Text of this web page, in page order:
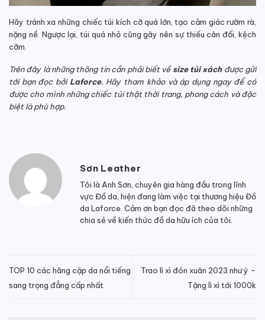
Hãy tránh xa những chiếc túi kích cỡ quá lớn, tạo cảm giác rườm rà,
nặng nề. Ngược lại, túi quá nhỏ cũng gây nên sự thiếu cân đối, kệch
cỡm.
Trên đây là những thông tin cần phải biết vềsize túi xáchđược gửi
tới bạn đọc bởi Laforce. Hãy tham khảo và áp dụng ngay để có
được cho mình những chiếc túi thật thời trang, phong cách và đặc
biệt là phù hợp.
Sơn Leather
Tôi là Anh Sơn, chuyên gia hàng đầu trong lĩnh
vực Đồ da, hiện đang làm việc tại thương hiệu Đồ
da Laforce. Cảm ơn bạn đọc đã theo dõi những
chia sẻ về kiến thức đồ da hữu ích của tôi.
TOP 10 các hãng cặp da nổi tiếng
sang trọng đẳng cấp nhất
Trao lì xì đón xuân 2023 như ý –
Tặng lì xì tới 1000k